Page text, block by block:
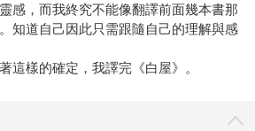
感，而我終究不能像翻譯前面幾本書那
知道自己因此只需跟隨自己的理解與感
這樣的確定，我譯完《白屋》。